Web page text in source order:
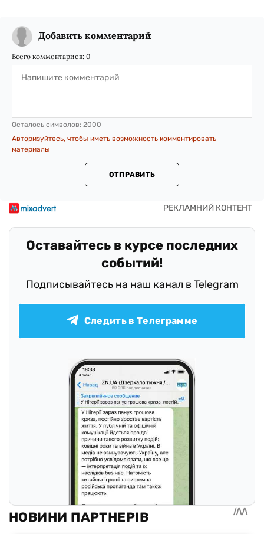
Добавить комментарий
Всего комментариев: 0
Осталось символов: 2000
Авторизуйтесь, чтобы иметь возможность комментировать
материалы
ОТПРАВИТЬ
Оставайтесь в курсе последних
событий!
Подписывайтесь на наш канал в Telegram
Следить в Телеграмме